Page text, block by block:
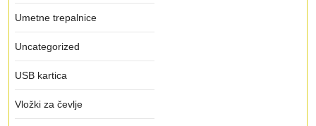
Umetne trepalnice
Uncategorized
USB kartica
Vložki za čevlje